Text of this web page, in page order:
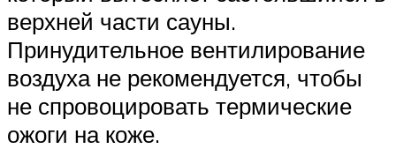
верхней части сауны.
Принудительное вентилирование
воздуха не рекомендуется, чтобы
не спровоцировать термические
ожоги на коже.